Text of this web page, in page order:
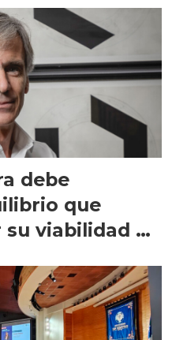
debe
que
viabilidad de